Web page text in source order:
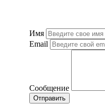
Имя
Email
Сообщение
Отправить